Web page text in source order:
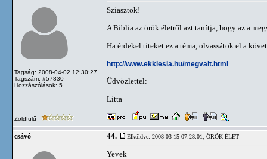
Tagság: 2008-04-02 12:30:27
Tagszám: #57830
Hozzászólások: 5
Sziasztok!
A Biblia az örök életről azt tanítja, hogy az a
Ha érdekel titeket ez a téma, olvassátok el a
http://www.ekklesia.hu/megvalt.html
Üdvözlettel:
Litta
Zöldfülű
csávó 44. Elküldve: 2008-03-15 07:28:01, ÖRÖK ÉLET
Yevek